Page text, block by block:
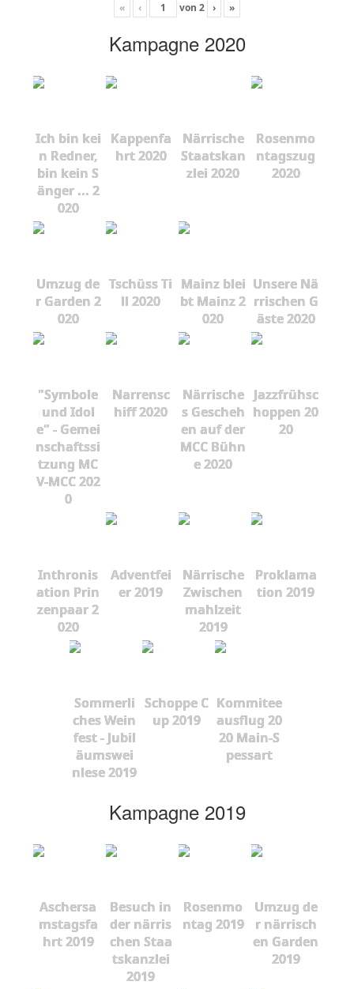
« ‹ von 2 › »
Kampagne 2020
Ich bin kei
n Redner,
bin kein S
änger ... 2
020
Kappenfa
hrt 2020
Närrische
Staatskan
zlei 2020
Rosenmo
ntagszug
2020
Umzug de
r Garden 2
020
Tschüss Ti
ll 2020
Mainz blei
bt Mainz 2
020
Unsere Nä
rrischen G
äste 2020
"Symbole
und Idol
e" - Gemei
nschaftssi
tzung MC
V-MCC 202
0
Narrensc
hiff 2020
Närrische
s Gescheh
en auf der
MCC Bühn
e 2020
Jazzfrühsc
hoppen 20
20
Inthronis
ation Prin
zenpaar 2
020
Adventfei
er 2019
Närrische
Zwischen
mahlzeit
2019
Proklama
tion 2019
Sommerli
ches Wein
fest - Jubil
äumswei
nlese 2019
Schoppe C
up 2019
Kommitee
ausflug 20
20 Main-S
pessart
Kampagne 2019
Aschersa
mstagsfa
hrt 2019
Besuch in
der närris
chen Staa
tskanzlei
2019
Rosenmo
ntag 2019
Umzug de
r närrisch
en Garden
2019